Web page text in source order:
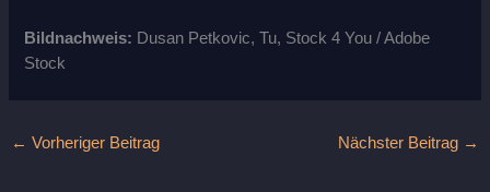
Bildnachweis: Dusan Petkovic, Tu, Stock 4You / Adobe
Stock
← Vorheriger Beitrag Nächster Beitrag →